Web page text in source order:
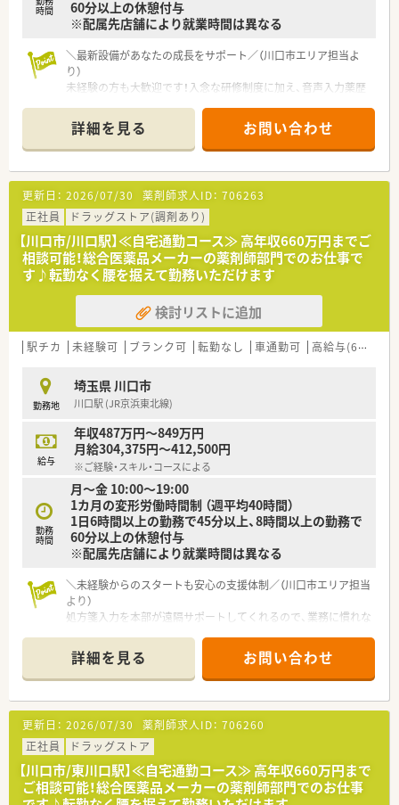
時間
60分以上の休憩付与
※配属先店舗により就業時間は異なる
＼最新設備があなたの成長をサポート／（川口市エリア担当よ
り）
未経験の方も大歓迎です！入念な研修制度に加え、音声入力薬歴
焦らず着実に成長していきましょう。
＊------------------------------------------＊
【店舗情報と応需状況について】
■配属先の店舗によって多様な医療機関からの処方箋を受け付
けているのが特徴です。
■応需科目は配属先により異なりますが、総合病院門前型やクリ
ニックモール型など、幅広い科目を学ぶことが可能な環境です。
■処方箋枚数や勤務者数は店舗ごとに最適化されており、薬剤師
1人あたりの1日処理枚数は約20枚とゆとりがあります。
【法人特徴について】
■医薬品の開発から製造、販売、調剤運営までを一貫して行う国
内唯一の複合型企業として、安定した経営基盤を誇ります。
■全国に1,273店舗を展開しており、地域住民の健康を支えるイ
ンフラとして「何かあれば相談できる場所」を目指します。
ない製薬メーカーとしての強みを活かした運営が特徴です。
【勤務実態について】
■平均残業時間は月に6時間から10時間程度と非常に少なく、ワ
ークライフバランスを重視して働きたい方に最適です。
■年間休日は117日で有給休暇の消化も推進されており、実質的
には年間123日以上の休日を確保することも可能です。
■多くの店舗がドラッグストアと調剤室を分離申請しているた
め、夜遅くまで勤務する心配がなく無理なく働ける環境です。
【想定される業務内容】
■主に調剤業務、監査、服薬指導を行っていただき、患者様一人
■最新の音声入力システムによる薬歴作成や自動調剤分包機を
導入しており、業務の効率化と安全性の向上を図っています。
■本部のサポートセンターが処方箋の遠隔入力を行うことで、現
詳細を見る お問い合わせ
更新日： 2026/07/30 薬剤師求人ID： 706263
正社員
ドラッグストア(調剤あり)
【川口市/川口駅】≪自宅通勤コース≫ 高年収660万円までご
相談可能！総合医薬品メーカーの薬剤師部門でのお仕事で
す♪転勤なく腰を据えて勤務いただけます
検討リストに追加
駅チカ 未経験可 ブランク可 転勤なし 車通勤可 高給与(600万円以上)
勤務地
埼玉県 川口市
川口駅 (JR京浜東北線)
給与
年収487万円～849万円
月給304,375円～412,500円
※ご経験・スキル・コースによる
勤務
時間
月～金 10:00～19:00
1カ月の変形労働時間制 （週平均40時間）
1日6時間以上の勤務で45分以上、8時間以上の勤務で
60分以上の休憩付与
※配属先店舗により就業時間は異なる
＼未経験からのスタートも安心の支援体制／（川口市エリア担当
より）
処方箋入力を本部が遠隔サポートしてくれるので、業務に慣れな
ず着実に成長していける環境が整っています。
＊------------------------------------------＊
【店舗情報と応需状況について】
■配属先の店舗によって多様な医療機関からの処方箋を受け付
けているのが特徴です。
■応需科目は配属先により異なりますが、総合病院門前型やクリ
ニックモール型など、幅広い科目を学ぶことが可能な環境です。
■処方箋枚数や勤務者数は店舗ごとに最適化されており、薬剤師
1人あたりの1日処理枚数は約20枚とゆとりがあります。
詳細を見る お問い合わせ
更新日： 2026/07/30 薬剤師求人ID： 706260
正社員
ドラッグストア
【川口市/東川口駅】≪自宅通勤コース≫ 高年収660万円まで
ご相談可能！総合医薬品メーカーの薬剤師部門でのお仕事